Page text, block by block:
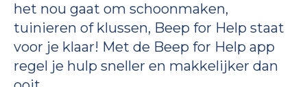
het nou gaat om schoonmaken,
tuinieren of klussen, Beep for Help staat
voor je klaar! Met de Beep for Help app
regel je hulp sneller en makkelijker dan